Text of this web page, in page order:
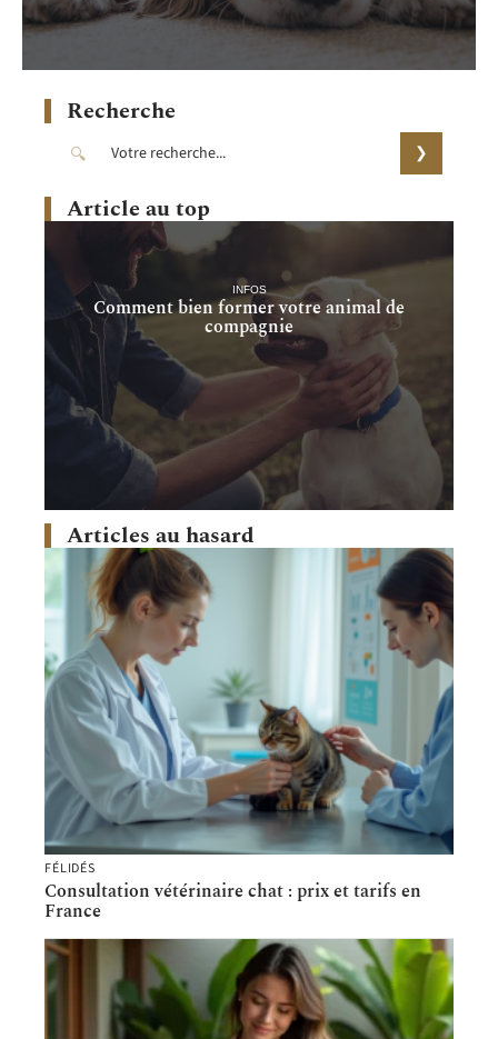
Recherche
Article au top
INFOS
Comment bien former votre animal de
compagnie
Articles au hasard
FÉLIDÉS
Consultation vétérinaire chat : prix et tarifs en
France